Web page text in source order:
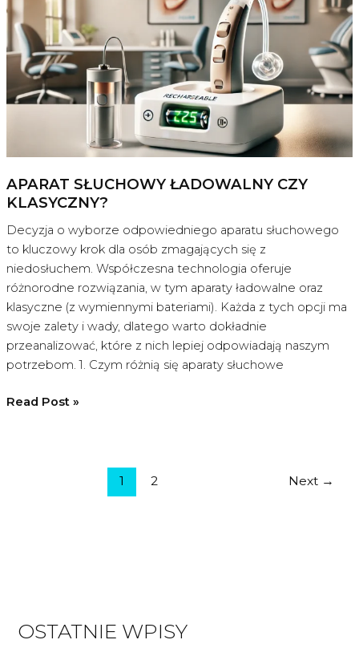
usznymi?
APARAT SŁUCHOWY ŁADOWALNY CZY
KLASYCZNY?
Decyzja o wyborze odpowiedniego aparatu słuchowego
to kluczowy krok dla osób zmagających się z
niedosłuchem. Współczesna technologia oferuje
różnorodne rozwiązania, w tym aparaty ładowalne oraz
klasyczne (z wymiennymi bateriami). Każda z tych opcji ma
swoje zalety i wady, dlatego warto dokładnie
przeanalizować, które z nich lepiej odpowiadają naszym
potrzebom. 1. Czym różnią się aparaty słuchowe
aparat
Read Post »
1 2 Next →
OSTATNIE WPISY